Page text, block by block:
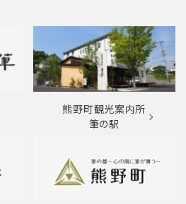
熊野町観光案内所
筆の駅